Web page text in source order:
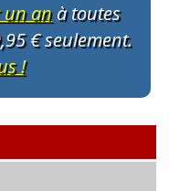
un anà toutes
€ seulement.
!